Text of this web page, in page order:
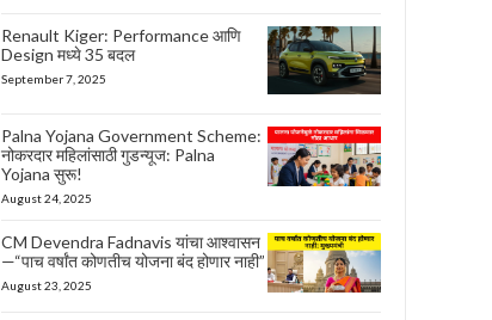
Renault Kiger: Performance आणि
Design मध्ये 35 बदल
September 7, 2025
Palna Yojana Government Scheme:
नोकरदार महिलांसाठी गुडन्यूज: Palna
Yojana सुरू!
August 24, 2025
CM Devendra Fadnavis यांचा आश्वासन
—“पाच वर्षांत कोणतीच योजना बंद होणार नाही”
August 23, 2025